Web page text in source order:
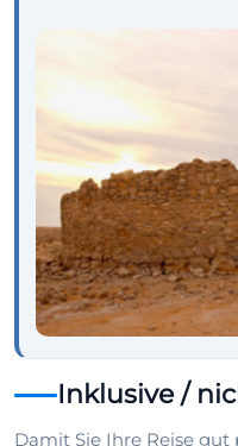
Inklusive /
Damit Sie Ihre Reise